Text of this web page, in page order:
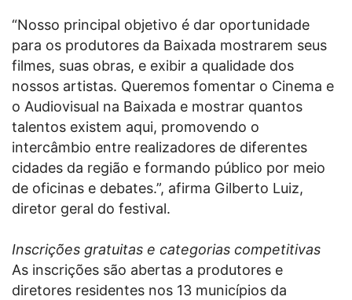
“Nosso principal objetivo é dar oportunidade
para os produtores da Baixada mostrarem seus
filmes, suas obras, e exibir a qualidade dos
nossos artistas. Queremos fomentar o Cinema e
o Audiovisual na Baixada e mostrar quantos
talentos existem aqui, promovendo o
intercâmbio entre realizadores de diferentes
cidades da região e formando público por meio
de oficinas e debates.”, afirma Gilberto Luiz,
diretor geral do festival.
Inscrições gratuitas e categorias competitivas
As inscrições são abertas a produtores e
diretores residentes nos 13 municípios da